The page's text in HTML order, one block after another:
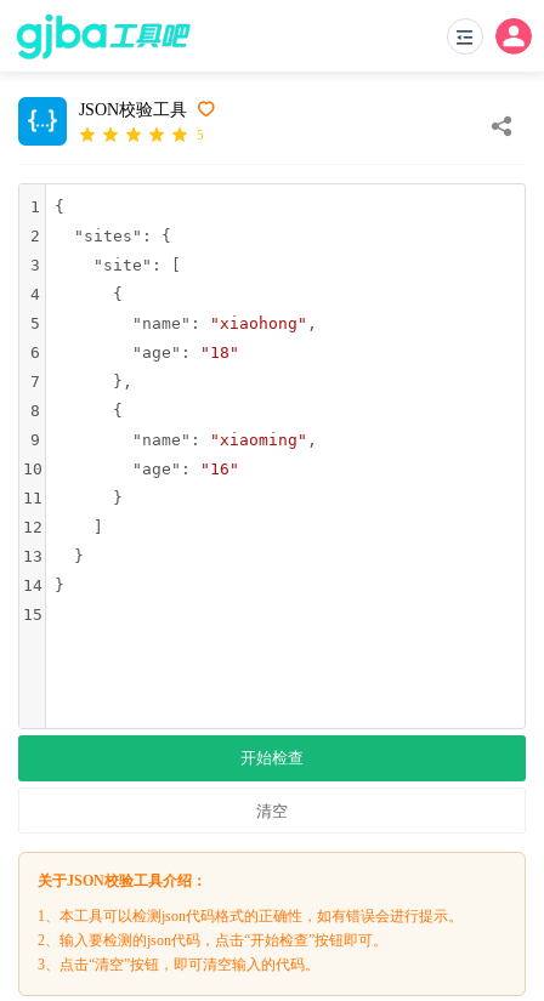
JSON校验工具
5
1
{
2
"sites" : {
3
"site" : [
4
      {
5
"name" : "xiaohong" ,
6
"age" :
"18"
7
      },
8
      {
9
"name" : "xiaoming" ,
10
"age" :
"16"
11
      }
12
13
  }
14
}
15
开始检查
清空
关于JSON校验工具介绍：
1、本工具可以检测json代码格式的正确性，如有错误会进行提示。
2、输入要检测的json代码，点击“开始检查”按钮即可。
3、点击“清空”按钮，即可清空输入的代码。